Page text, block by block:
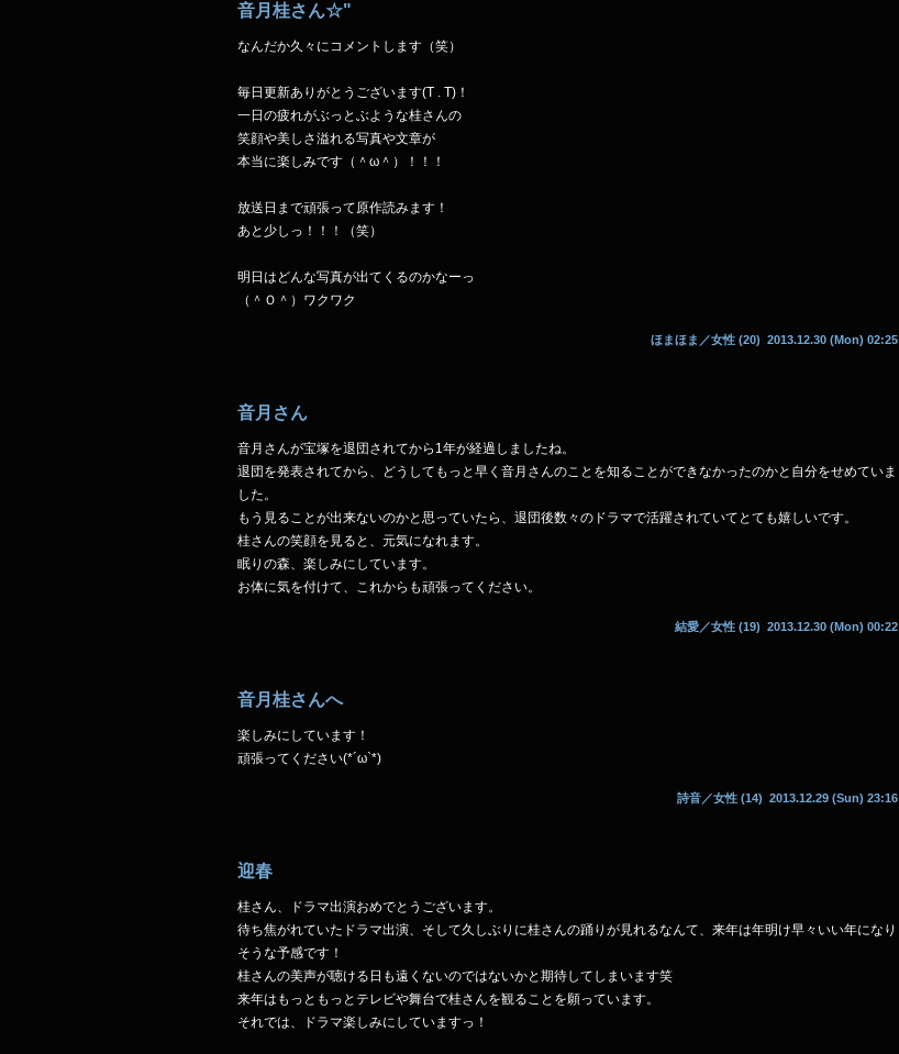
音月桂さん☆"
なんだか久々にコメントします（笑）
毎日更新ありがとうございます(T . T)！
一日の疲れがぶっとぶような桂さんの
笑顔や美しさ溢れる写真や文章が
本当に楽しみです（＾ω＾）！！！
放送日まで頑張って原作読みます！
あと少しっ！！！（笑）
明日はどんな写真が出てくるのかなーっ
（＾Ｏ＾）ワクワク
ほまほま ／女性 (20) 2013.12.30 (Mon) 02:25
音月さん
音月さんが宝塚を退団されてから1年が経過しましたね。
退団を発表されてから、どうしてもっと早く音月さんのことを知ることができなかったのかと自分をせめていま
した。
もう見ることが出来ないのかと思っていたら、退団後数々のドラマで活躍されていてとても嬉しいです。
桂さんの笑顔を見ると、元気になれます。
眠りの森、楽しみにしています。
お体に気を付けて、これからも頑張ってください。
結愛／女性 (19) 2013.12.30 (Mon) 00:22
音月桂さんへ
楽しみにしています！
頑張ってください(*´ω`*)
詩音／女性 (14) 2013.12.29 (Sun) 23:16
迎春
桂さん、ドラマ出演おめでとうございます。
待ち焦がれていたドラマ出演、そして久しぶりに桂さんの踊りが見れるなんて、来年は年明け早々いい年になり
そうな予感です！
桂さんの美声が聴ける日も遠くないのではないかと期待してしまいます笑
来年はもっともっとテレビや舞台で桂さんを観ることを願っています。
それでは、ドラマ楽しみにしていますっ！